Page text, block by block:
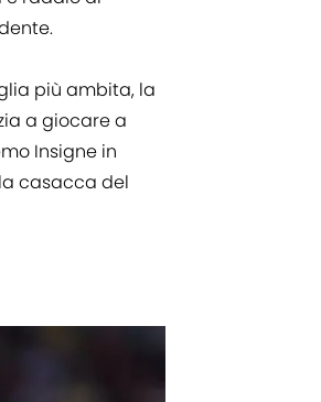
più ambita, la
a giocare a
Insigne in
casacca del